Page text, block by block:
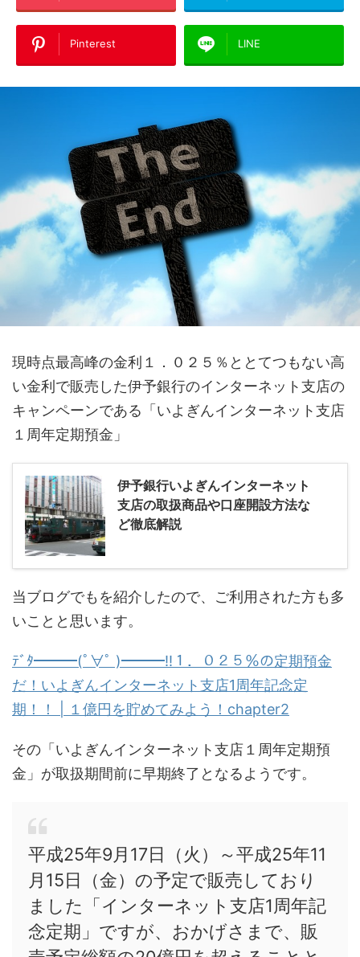
Pinterest LINE
現時点最高峰の金利１．０２５％ととてつもない高
い金利で販売した伊予銀行のインターネット支店の
キャンペーンである「いよぎんインターネット支店
１周年定期預金」
伊予銀行いよぎんインターネット
支店の取扱商品や口座開設方法な
ど徹底解説
当ブログでもを紹介したので、ご利用された方も多
いことと思います。
ﾃﾞﾀ━━━(ﾟ∀ﾟ )━━━!!１．０２５％の定期預金
だ！いよぎんインターネット支店1周年記念定
期！！ | １億円を貯めてみよう！chapter2
その「いよぎんインターネット支店１周年定期預
金」が取扱期間前に早期終了となるようです。
平成25年9月17日（火）～平成25年11
月15日（金）の予定で販売しており
ました「インターネット支店1周年記
念定期」ですが、おかげさまで、販